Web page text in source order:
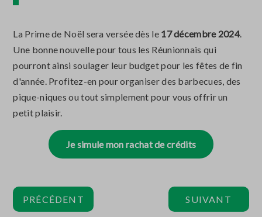
La Prime de Noël sera versée dès le 17 décembre 2024.
Une bonne nouvelle pour tous les Réunionnais qui
pourront ainsi soulager leur budget pour les fêtes de fin
d'année. Profitez-en pour organiser des barbecues, des
pique-niques ou tout simplement pour vous offrir un
petit plaisir.
Je simule mon rachat de crédits
PRÉCÉDENT SUIVANT